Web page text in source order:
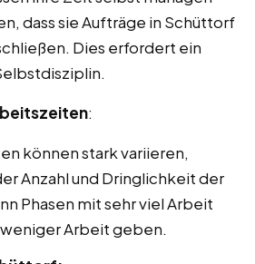
dass sie Aufträge in Schüttorf
Dies erfordert ein
:
können stark variieren,
Anzahl und Dringlichkeit der
Phasen mit sehr viel Arbeit
Arbeit geben.